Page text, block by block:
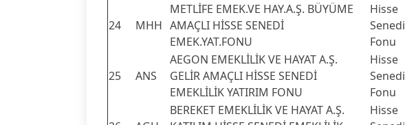
24 MHH
METLİFE EMEK.VE HAY.A.Ş. BÜYÜME
AMAÇLI HİSSE SENEDİ
EMEK.YAT.FONU
Hisse
Senedi
Fonu
25 ANS
AEGON EMEKLİLİK VE HAYAT A.Ş.
GELİR AMAÇLI HİSSE SENEDİ
EMEKLİLİK YATIRIM FONU
Hisse
Senedi
Fonu
BEREKET EMEKLİLİK VE HAYAT A.Ş.
Hisse